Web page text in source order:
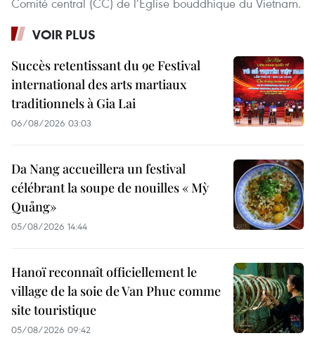
Comité central (CC) de l’Eglise bouddhique du Vietnam.
VOIR PLUS
Succès retentissant du 9e Festival
international des arts martiaux
traditionnels à Gia Lai
06/08/2026 03:03
Da Nang accueillera un festival
célébrant la soupe de nouilles « Mỳ
Quảng»
05/08/2026 14:44
Hanoï reconnaît officiellement le
village de la soie de Van Phuc comme
site touristique
05/08/2026 09:42